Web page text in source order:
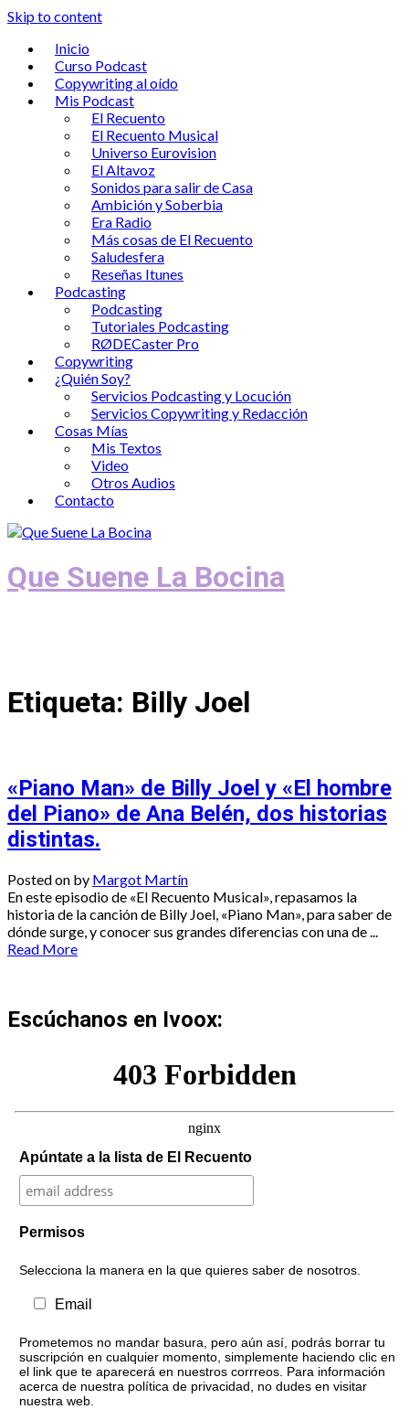
Skip to content
Inicio
Curso Podcast
Copywriting al oído
Mis Podcast
El Recuento
El Recuento Musical
Universo Eurovision
El Altavoz
Sonidos para salir de Casa
Ambición y Soberbia
Era Radio
Más cosas de El Recuento
Saludesfera
Reseñas Itunes
Podcasting
Podcasting
Tutoriales Podcasting
RØDECaster Pro
Copywriting
¿Quién Soy?
Servicios Podcasting y Locución
Servicios Copywriting y Redacción
Cosas Mías
Mis Textos
Video
Otros Audios
Contacto
Que Suene La Bocina
Etiqueta: Billy Joel
«Piano Man» de Billy Joel y «El hombre
del Piano» de Ana Belén, dos historias
distintas.
Posted on by Margot Martín
En este episodio de «El Recuento Musical», repasamos la
historia de la canción de Billy Joel, «Piano Man», para saber de
dónde surge, y conocer sus grandes diferencias con una de ...
Read More
Escúchanos en Ivoox:
Apúntate a la lista de El Recuento
Permisos
Selecciona la manera en la que quieres saber de nosotros.
Email
Prometemos no mandar basura, pero aún así, podrás borrar tu
suscripción en cualquier momento, simplemente haciendo clic en
el link que te aparecerá en nuestros corrreos. Para información
acerca de nuestra política de privacidad, no dudes en visitar
nuestra web.